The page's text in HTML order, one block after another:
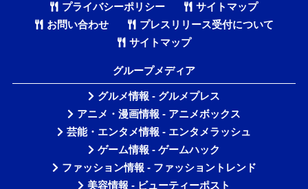
プライバシーポリシー
サイトマップ
お問い合わせ
プレスリリース受付について
サイトマップ
グループメディア
グルメ情報 - グルメプレス
アニメ・漫画情報 - アニメボックス
芸能・エンタメ情報 - エンタメラッシュ
ゲーム情報 - ゲームハック
ファッション情報 - ファッショントレンド
美容情報 - ビューティーポスト